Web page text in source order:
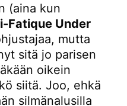
(aina kun
Fatique Under
mutta
sitä jo parisen
oikein
siitä. Joo, ehkä
silmänalusilla